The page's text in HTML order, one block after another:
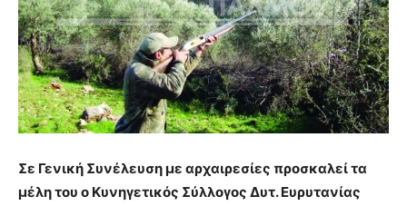
Σε Γενική Συνέλευση με αρχαιρεσίες προσκαλεί τα
μέλη του ο Κυνηγετικός Σύλλογος Δυτ. Ευρυτανίας